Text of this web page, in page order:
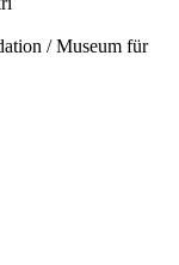
/ Museum für